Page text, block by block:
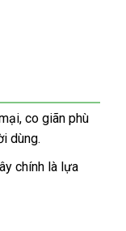
co giãn phù
dùng.
chính là lựa